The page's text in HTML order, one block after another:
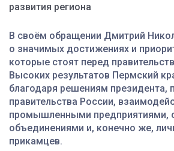
развития региона
В своём обращении Дмитрий
о значимых достижениях и
которые стоят перед
Высоких результатов Пермский
благодаря решениям президента,
правительства России,
промышленными предприятиями,
объединениями и, конечно же,
прикамцев.